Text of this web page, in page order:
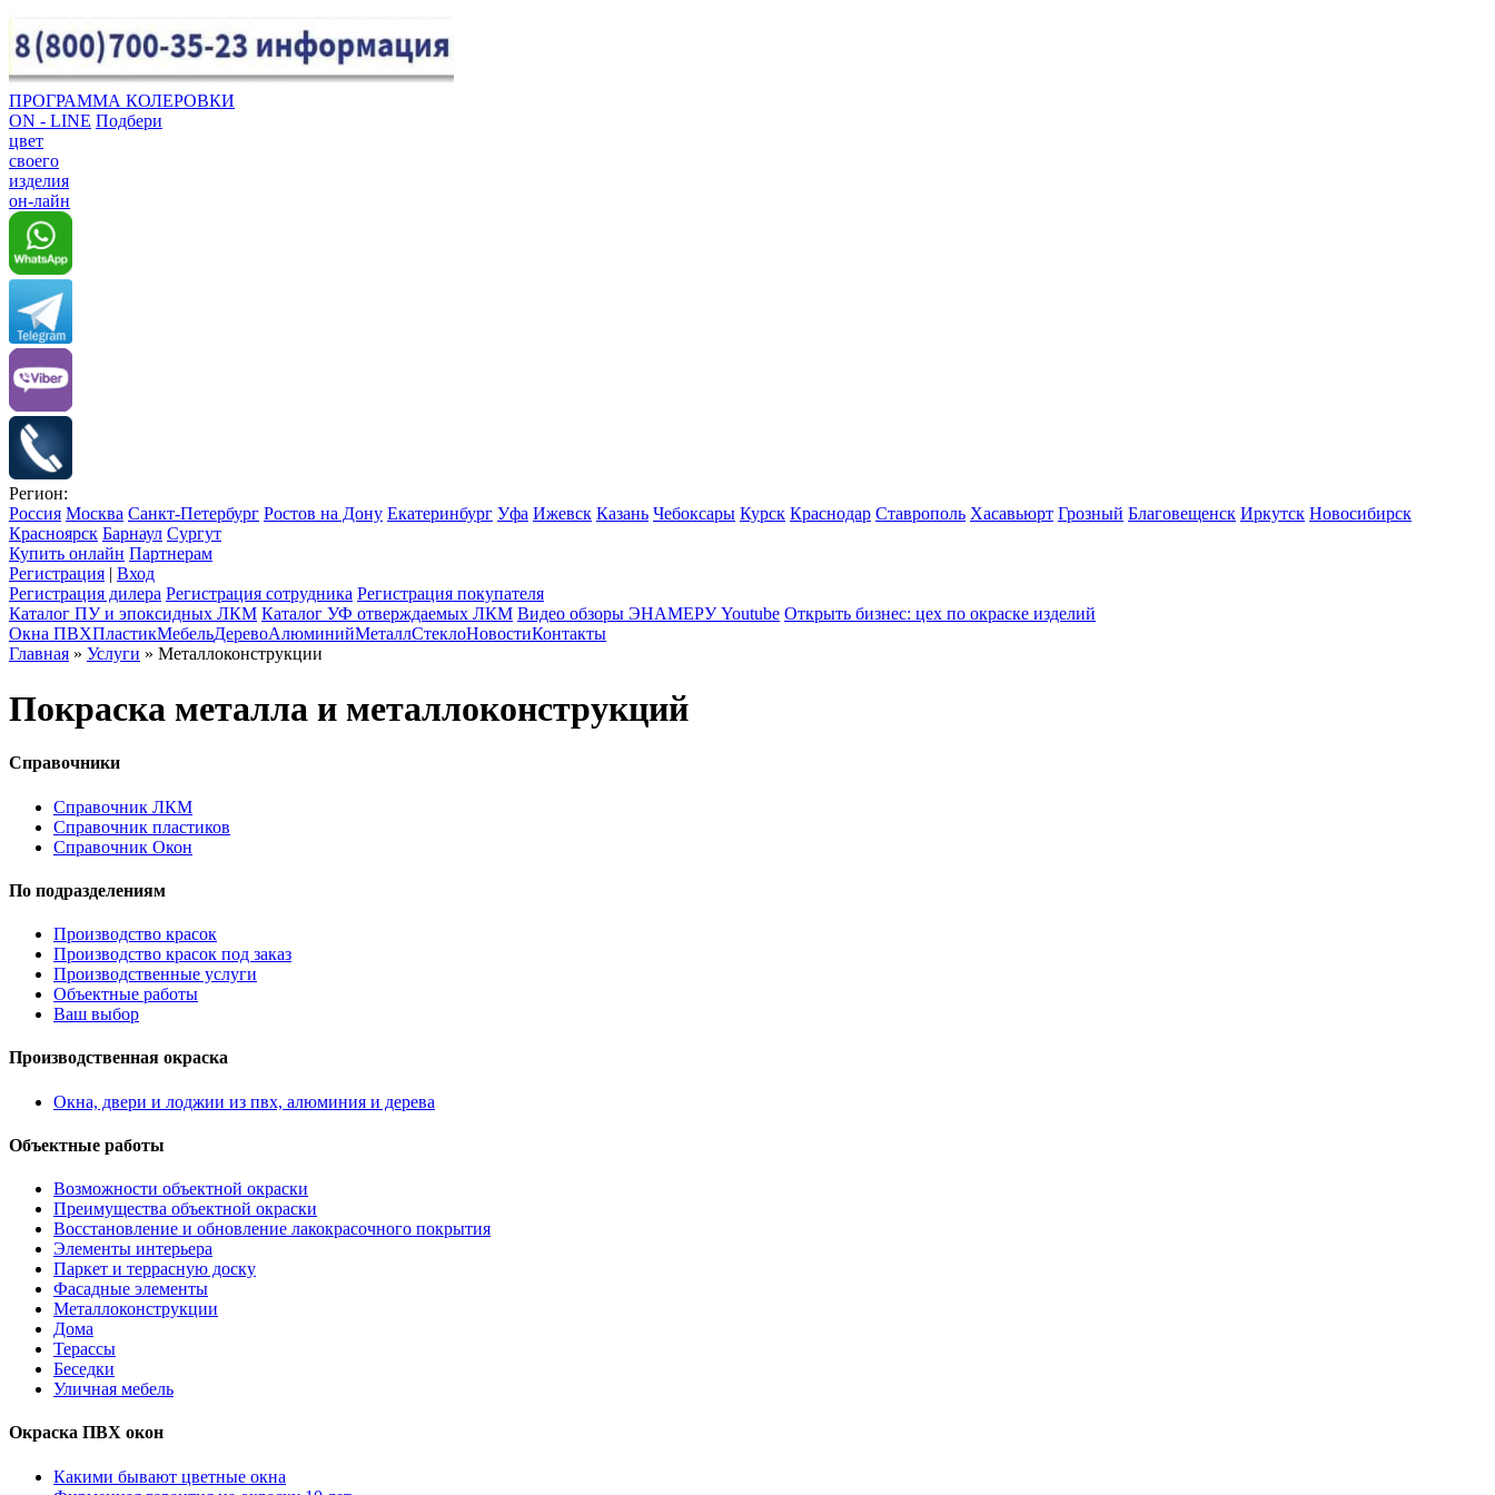
ПРОГРАММА КОЛЕРОВКИ
ON - LINE Подбери
цвет
своего
изделия
он-лайн
Регион:
Россия Москва Санкт-Петербург Ростов на Дону Екатеринбург Уфа Ижевск Казань Чебоксары Курск Краснодар Ставрополь Хасавьюрт Грозный Благовещенск Иркутск Новосибирск
Красноярск Барнаул Сургут
Купить онлайн Партнерам
Регистрация | Вход
Регистрация дилера Регистрация сотрудника Регистрация покупателя
Каталог ПУ и эпоксидных ЛКМ Каталог УФ отверждаемых ЛКМ Видео обзоры ЭНАМЕРУ Youtube Открыть бизнес: цех по окраске изделий
Окна ПВХПластикМебельДеревоАлюминийМеталлСтеклоНовостиКонтакты
Главная » Услуги » Металлоконструкции
Покраска металла и металлоконструкций
Справочники
Справочник ЛКМ
Справочник пластиков
Справочник Окон
По подразделениям
Производство красок
Производство красок под заказ
Производственные услуги
Объектные работы
Ваш выбор
Производственная окраска
Окна, двери и лоджии из пвх, алюминия и дерева
Объектные работы
Возможности объектной окраски
Преимущества объектной окраски
Восстановление и обновление лакокрасочного покрытия
Элементы интерьера
Паркет и террасную доску
Фасадные элементы
Металлоконструкции
Дома
Терассы
Беседки
Уличная мебель
Окраска ПВХ окон
Какими бывают цветные окна